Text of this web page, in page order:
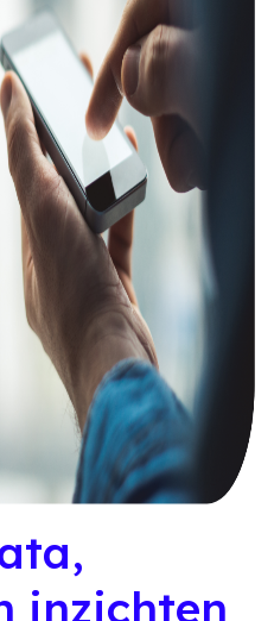
inzichten